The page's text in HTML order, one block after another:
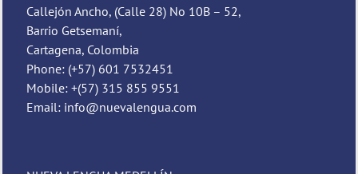
Callejón Ancho, (Calle 28) No 10B – 52,
Barrio Getsemaní,
Cartagena, Colombia
Phone: (+57) 601 7532451
Mobile: +(57) 315 855 9551
Email: info@nuevalengua.com